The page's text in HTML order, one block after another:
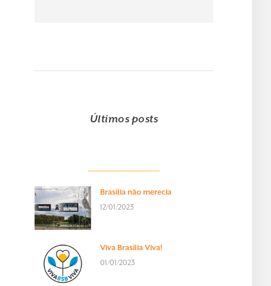
Últimos posts
Brasília não merecia
12/01/2023
Viva Brasília Viva!
01/01/2023